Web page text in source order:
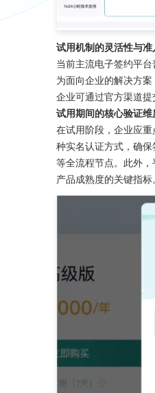
试用机制的灵活性与
当前主流电子签约平
为面向企业的解决方
企业可通过官方渠道
试用期间的核心验证维
在试用阶段，企业应
种实名认证方式，确
等全流程节点。此外
产品成熟度的关键指标。